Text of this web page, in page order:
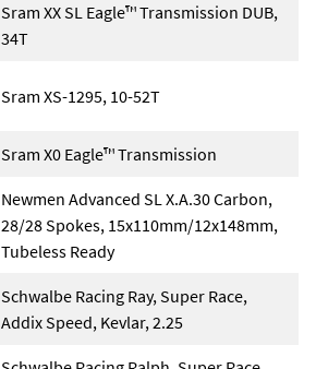
Sram XX SL Eagle™ Transmission DUB,
34T
Sram XS-1295, 10-52T
Sram X0 Eagle™ Transmission
Newmen Advanced SL X.A.30 Carbon,
28/28 Spokes, 15x110mm/12x148mm,
Tubeless Ready
Schwalbe Racing Ray, Super Race,
Addix Speed, Kevlar, 2.25